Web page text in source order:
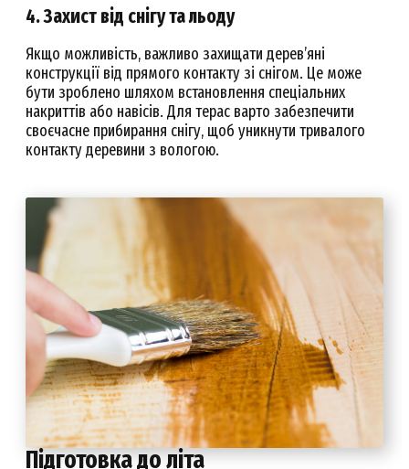
4. Захист від снігу та льоду
Якщо можливість, важливо захищати дерев’яні
конструкції від прямого контакту зі снігом. Це може
бути зроблено шляхом встановлення спеціальних
накриттів або навісів. Для терас варто забезпечити
своєчасне прибирання снігу, щоб уникнути тривалого
контакту деревини з вологою.
Підготовка до літа